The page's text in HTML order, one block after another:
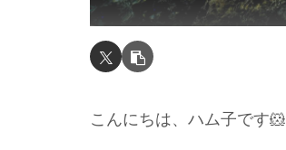
こんにちは、ハム子です🐹